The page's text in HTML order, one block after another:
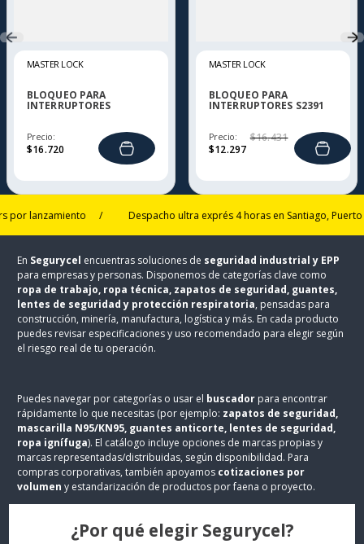
MASTER LOCK
BLOQUEO PARA
INTERRUPTORES
Precio:
$16.720
MASTER LOCK
BLOQUEO PARA
INTERRUPTORES S2391
Precio:
$12.297
$16.431
lanzamiento / Despacho ultra exprés 4 horas en Santiago, Puerto
En Segurycel encuentras soluciones de seguridad industrial y EPP
para empresas y personas. Disponemos de categorías clave como
ropa de trabajo, ropa técnica, zapatos de seguridad, guantes,
lentes de seguridad y protección respiratoria, pensadas para
construcción, minería, manufactura, logística y más. En cada producto
puedes revisar especificaciones y uso recomendado para elegir según
el riesgo real de tu operación.
Puedes navegar por categorías o usar el buscador para encontrar
rápidamente lo que necesitas (por ejemplo: zapatos de seguridad,
mascarilla N95/KN95, guantes anticorte, lentes de seguridad,
ropa ignífuga). El catálogo incluye opciones de marcas propias y
marcas representadas/distribuidas, según disponibilidad. Para
compras corporativas, también apoyamos cotizaciones por
volumen y estandarización de productos por faena o proyecto.
¿Por qué elegir Segurycel?